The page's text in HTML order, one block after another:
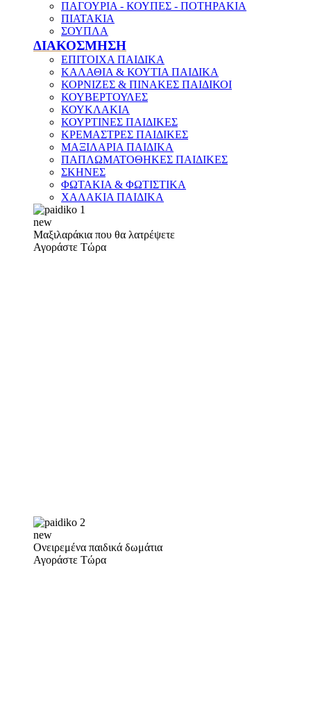
ΠΑΓΟΥΡΙΑ - ΚΟΥΠΕΣ - ΠΟΤΗΡΑΚΙΑ
ΠΙΑΤΑΚΙΑ
ΣΟΥΠΛΑ
ΔΙΑΚΟΣΜΗΣΗ
ΕΠΙΤΟΙΧΑ ΠΑΙΔΙΚΑ
ΚΑΛΑΘΙΑ & ΚΟΥΤΙΑ ΠΑΙΔΙΚΑ
ΚΟΡΝΙΖΕΣ & ΠΙΝΑΚΕΣ ΠΑΙΔΙΚΟΙ
ΚΟΥΒΕΡΤΟΥΛΕΣ
ΚΟΥΚΛΑΚΙΑ
ΚΟΥΡΤΙΝΕΣ ΠΑΙΔΙΚΕΣ
ΚΡΕΜΑΣΤΡΕΣ ΠΑΙΔΙΚΕΣ
ΜΑΞΙΛΑΡΙΑ ΠΑΙΔΙΚΑ
ΠΑΠΛΩΜΑΤΟΘΗΚΕΣ ΠΑΙΔΙΚΕΣ
ΣΚΗΝΕΣ
ΦΩΤΑΚΙΑ & ΦΩΤΙΣΤΙΚΑ
ΧΑΛΑΚΙΑ ΠΑΙΔΙΚΑ
new
Μαξιλαράκια που θα λατρέψετε
Αγοράστε Τώρα
new
Ονειρεμένα παιδικά δωμάτια
Αγοράστε Τώρα